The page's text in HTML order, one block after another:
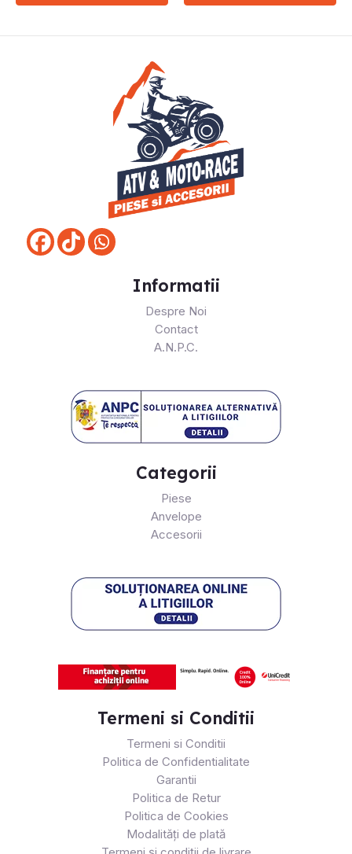
Informatii
Despre Noi
Contact
A.N.P.C.
Categorii
Piese
Anvelope
Accesorii
Termeni si Conditii
Termeni si Conditii
Politica de Confidentialitate
Garantii
Politica de Retur
Politica de Cookies
Modalități de plată